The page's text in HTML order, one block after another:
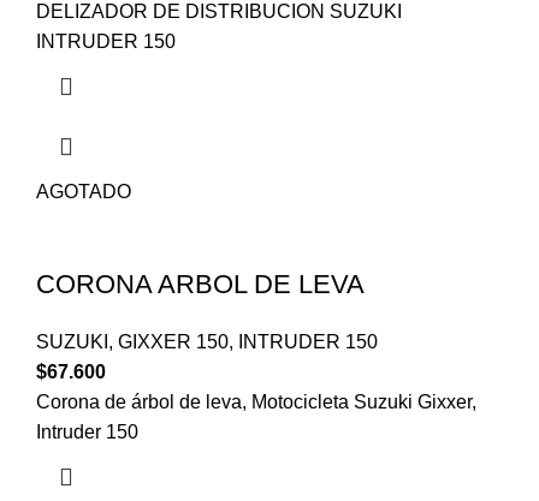
DELIZADOR DE DISTRIBUCION SUZUKI
INTRUDER 150
AGOTADO
CORONA ARBOL DE LEVA
SUZUKI , GIXXER 150,
INTRUDER 150
$67.600
Corona de árbol de leva, Motocicleta Suzuki Gixxer,
Intruder 150